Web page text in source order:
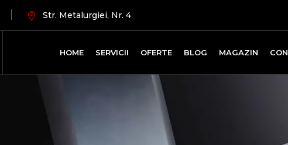
Str. Metalurgiei, Nr. 4
HOME SERVICII OFERTE BLOG MAGAZIN